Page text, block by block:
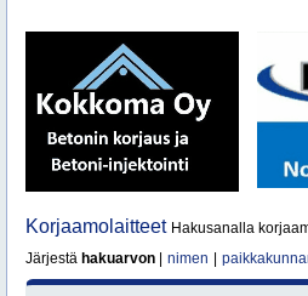
Korjaamolaitteet Hakusanalla
Järjestä hakuarvon nimen